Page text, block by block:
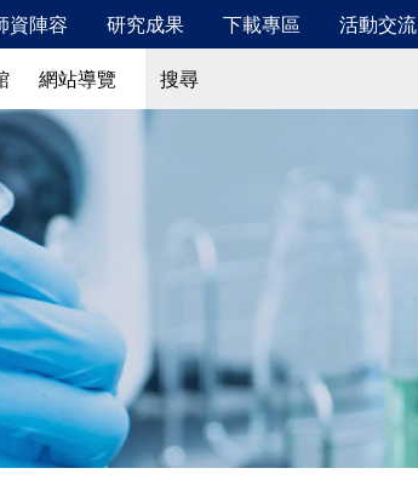
資陣容 研究成果 下載專區 活動交流
網站導覽
搜尋表單